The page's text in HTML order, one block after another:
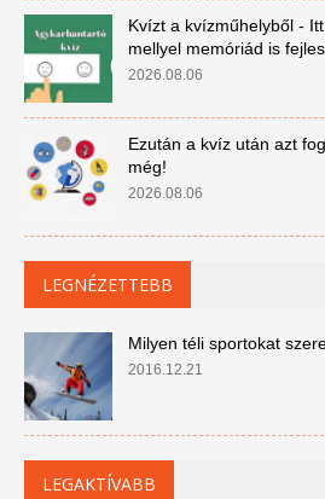
Kvízt a kvízműhelyből -
mellyel memóriád is
2026.08.06
Ezután a kvíz után azt
még!
2026.08.06
LEGNÉZETTEBB
Milyen téli sportokat
2016.12.21
LEGAKTÍVABB